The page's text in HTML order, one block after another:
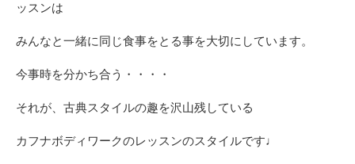
ッスンは
みんなと一緒に同じ食事をとる事を大切にしています。
今事時を分かち合う・・・・
それが、古典スタイルの趣を沢山残している
カフナボディワークのレッスンのスタイルです♩